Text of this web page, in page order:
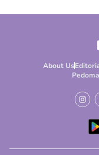
About Us